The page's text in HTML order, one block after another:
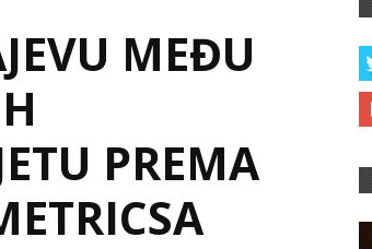
Magazine
MEĐU
PREMA